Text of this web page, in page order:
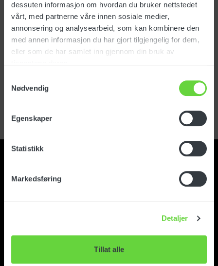
dessuten informasjon om hvordan du bruker nettstedet
vårt, med partnerne våre innen sosiale medier,
annonsering og analysearbeid, som kan kombinere den
med annen informasjon du har gjort tilgjengelig for dem,
eller som de har samlet inn gjennom din bruk av
Nødvendig
Egenskaper
Statistikk
Markedsføring
Detaljer
Tillat alle
Lösenord: